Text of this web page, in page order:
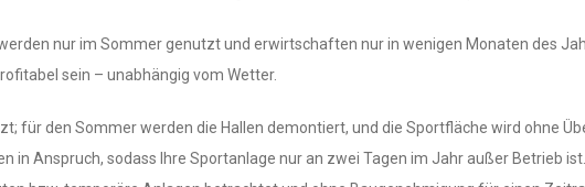
nur im Sommer genutzt und erwirtschaften nur in wenigen Monaten des
sein – unabhängig vom Wetter.
für den Sommer werden die Hallen demontiert, und die Sportfläche wird ohne
in Anspruch, sodass Ihre Sportanlage nur an zwei Tagen im Jahr außer Betrieb